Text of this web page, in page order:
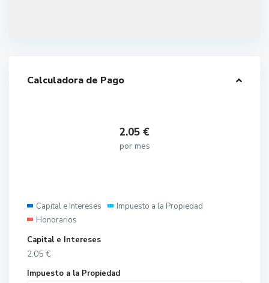
Calculadora de Pago
2.05 €
por mes
Capital e Intereses
Impuesto a la Propiedad
Honorarios
Capital e Intereses
2.05 €
Impuesto a la Propiedad